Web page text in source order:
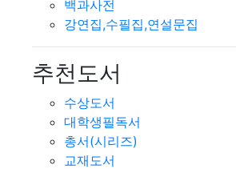
백과사전
강연집,수필집,연설문집
추천도서
수상도서
대학생필독서
총서(시리즈)
교재도서